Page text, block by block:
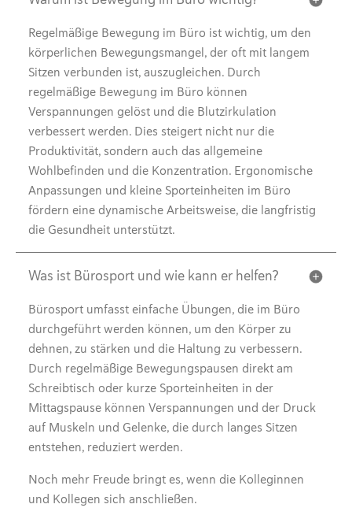
Regelmäßige Bewegung im Büro ist wichtig, um den
körperlichen Bewegungsmangel, der oft mit langem
Sitzen verbunden ist, auszugleichen. Durch
regelmäßige Bewegung im Büro können
Verspannungen gelöst und die Blutzirkulation
verbessert werden. Dies steigert nicht nur die
Produktivität, sondern auch das allgemeine
Wohlbefinden und die Konzentration. Ergonomische
Anpassungen und kleine Sporteinheiten im Büro
fördern eine dynamische Arbeitsweise, die langfristig
die Gesundheit unterstützt.
Was ist Bürosport und wie kann er helfen?
Bürosport umfasst einfache Übungen, die im Büro
durchgeführt werden können, um den Körper zu
dehnen, zu stärken und die Haltung zu verbessern.
Durch regelmäßige Bewegungspausen direkt am
Schreibtisch oder kurze Sporteinheiten in der
Mittagspause können Verspannungen und der Druck
auf Muskeln und Gelenke, die durch langes Sitzen
entstehen, reduziert werden.
Noch mehr Freude bringt es, wenn die Kolleginnen
und Kollegen sich anschließen.